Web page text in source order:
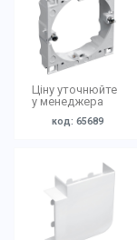
Ціну уточнюйте
у менеджера
код: 65689